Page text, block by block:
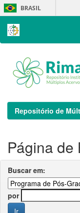
Skip
navigation
BRASIL
Repositório de
Página de
Buscar em:
por